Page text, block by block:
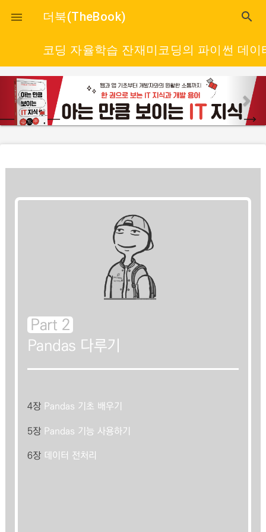
close
 더북(TheBook) search
코딩 자율학습 잔재미코딩의 파이썬 데이
p
r
e
o
s
e
x
Part 2
Pandas 다루기
4장 Pandas 기초 배우기
5장 Pandas 기능 사용하기
6장 데이터 전처리